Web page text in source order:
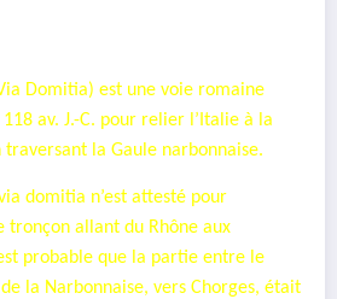
Domitia) est une voie romaine
av. J.-C. pour relier l’Italie à la
la Gaule narbonnaise.
domitia n’est attesté pour
tronçon allant du Rhône aux
probable que la partie entre le
la Narbonnaise, vers Chorges, était